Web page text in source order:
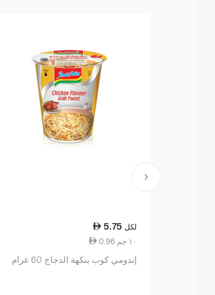
5.75 لكل
0.96 ١٠ جم
إندومي كوب بنكهة الدجاج 60 غرام